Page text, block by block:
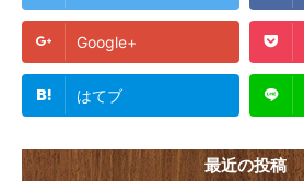
Google+
はてブ
最近の投稿